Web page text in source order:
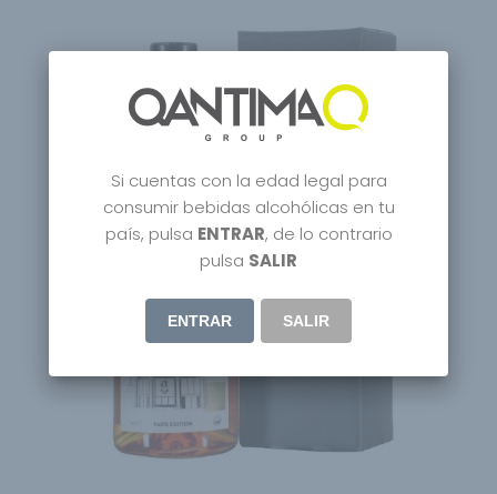
Si cuentas con la edad legal para
consumir bebidas alcohólicas en tu
país, pulsa ENTRAR, de lo contrario
pulsa SALIR
ENTRAR SALIR